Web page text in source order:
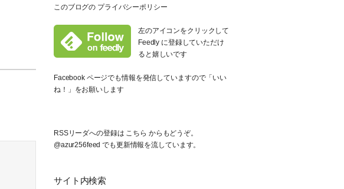
このブログの プライバシーポリシー
左のアイコンをクリックして
Feedly に登録していただけ
ると嬉しいです
Facebook ページでも情報を発信していますので「いい
ね！」をお願いします
RSSリーダへの登録は こちら からもどうぞ。
@azur256feed でも更新情報を流しています。
サイト内検索